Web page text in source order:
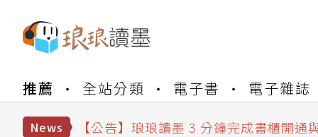
推薦 全站分類 電子書 電子雜誌
News
【公告】琅琅讀墨數位閱讀資產合併與
【公告】琅琅讀墨 3 分鐘完成書櫃開